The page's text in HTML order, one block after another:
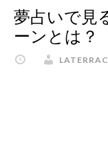
夢占いで見
ーンとは？